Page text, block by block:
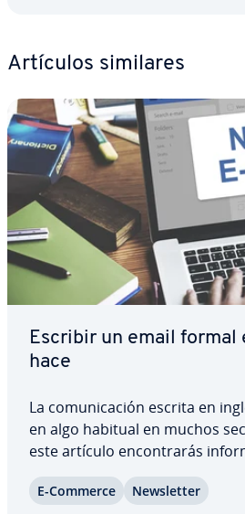
Artículos similares
Escribir un email formal
hace
La co­mu­ni­ca­ción escrita en
en algo habitual en muchos
este artículo en­co­n­tra­rás
formal en inglés, sobre cómo
E-Commerce Ne­w­s­le­t­ter